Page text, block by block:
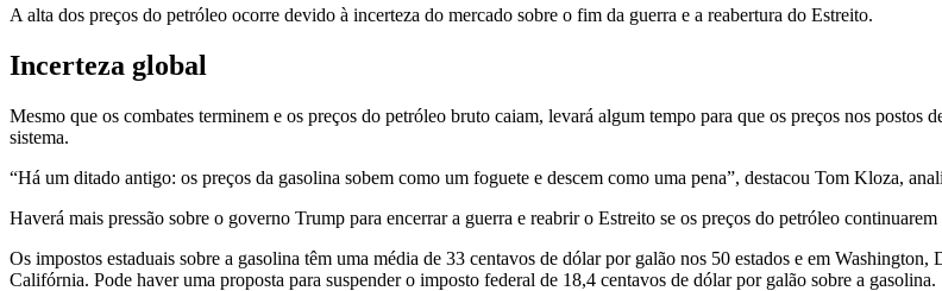
A alta dos preços do petróleo ocorre devido à incerteza do mercado sobre o fim da guerra e a reabertura do Estreito.
Incerteza global
Mesmo que os combates terminem e os preços do petróleo bruto caiam, levará algum tempo para que os preços nos postos
sistema.
“Há um ditado antigo: os preços da gasolina sobem como um foguete e descem como uma pena”, destacou Tom Kloza,
Haverá mais pressão sobre o governo Trump para encerrar a guerra e reabrir o Estreito se os preços do petróleo
Os impostos estaduais sobre a gasolina têm uma média de 33 centavos de dólar por galão nos 50 estados e em
Califórnia. Pode haver uma proposta para suspender o imposto federal de 18,4 centavos de dólar por galão sobre a gasolina.